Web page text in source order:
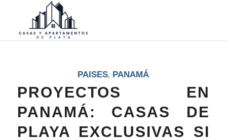
PAISES, PANAMÁ
PROYECTOS EN
PANAMÁ: CASAS DE
PLAYA EXCLUSIVAS SI